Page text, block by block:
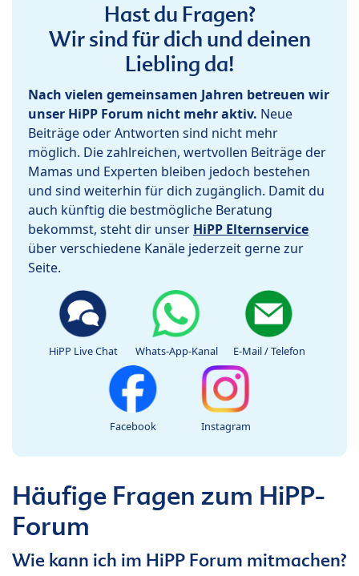
Hast du Fragen?
Wir sind für dich und deinen
Liebling da!
Nach vielen gemeinsamen Jahren betreuen wir
unser HiPP Forum nicht mehr aktiv. Neue
Beiträge oder Antworten sind nicht mehr
möglich. Die zahlreichen, wertvollen Beiträge der
Mamas und Experten bleiben jedoch bestehen
und sind weiterhin für dich zugänglich. Damit du
auch künftig die bestmögliche Beratung
bekommst, steht dir unser HiPP Elternservice
über verschiedene Kanäle jederzeit gerne zur
Seite.
HiPP Live Chat Whats-App-Kanal E-Mail / Telefon
Facebook Instagram
Häufige Fragen zum HiPP-
Forum
Wie kann ich im HiPP Forum mitmachen?